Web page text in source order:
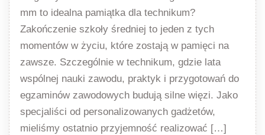
mm to idealna pamiątka dla technikum?
Zakończenie szkoły średniej to jeden z tych
momentów w życiu, które zostają w pamięci na
zawsze. Szczególnie w technikum, gdzie lata
wspólnej nauki zawodu, praktyk i przygotowań do
egzaminów zawodowych budują silne więzi. Jako
specjaliści od personalizowanych gadżetów,
mieliśmy ostatnio przyjemność realizować […]